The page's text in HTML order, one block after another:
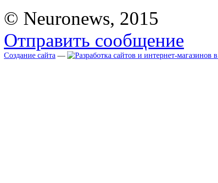
© Neuronews, 2015
Отправить сообщение
Создание сайта —